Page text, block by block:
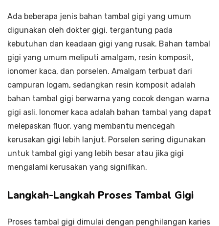
Ada beberapa jenis bahan tambal gigi yang umum
digunakan oleh dokter gigi, tergantung pada
kebutuhan dan keadaan gigi yang rusak. Bahan tambal
gigi yang umum meliputi amalgam, resin komposit,
ionomer kaca, dan porselen. Amalgam terbuat dari
campuran logam, sedangkan resin komposit adalah
bahan tambal gigi berwarna yang cocok dengan warna
gigi asli. Ionomer kaca adalah bahan tambal yang dapat
melepaskan fluor, yang membantu mencegah
kerusakan gigi lebih lanjut. Porselen sering digunakan
untuk tambal gigi yang lebih besar atau jika gigi
mengalami kerusakan yang signifikan.
Langkah-Langkah Proses Tambal Gigi
Proses tambal gigi dimulai dengan penghilangan karies